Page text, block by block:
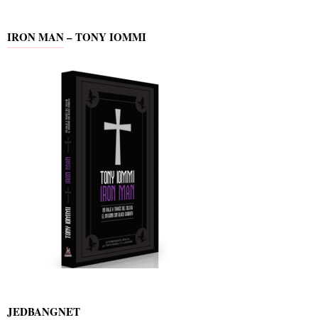
IRON MAN – TONY IOMMI
JEDBANGNET